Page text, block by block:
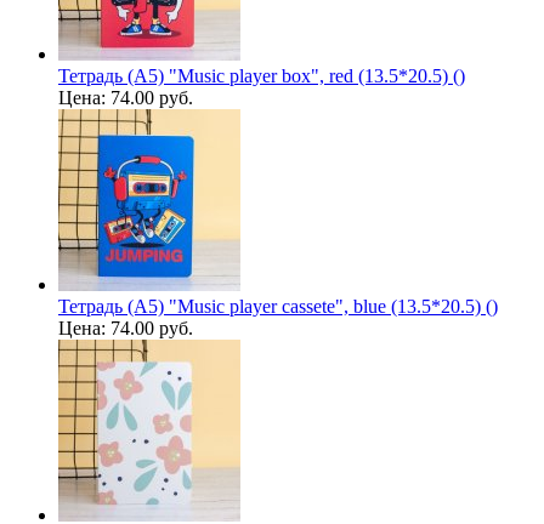
Тетрадь (A5) "Music player box", red (13.5*20.5) ()
Цена: 74.00 руб.
Тетрадь (A5) "Music player cassete", blue (13.5*20.5) ()
Цена: 74.00 руб.